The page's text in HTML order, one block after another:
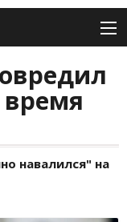
навалился" на